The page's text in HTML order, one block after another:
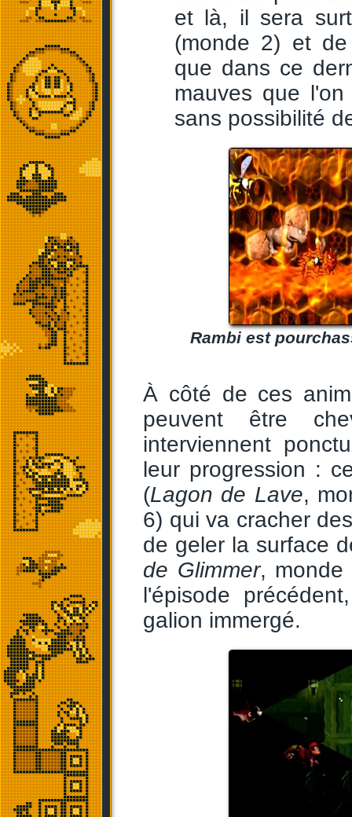
et là, il sera
(monde 2) et
que dans ce
mauves que
sans possibilité
Rambi est
À côté de ces
peuvent être
interviennent
leur progression :
(Lagon de Lave,
6) qui va cracher
de geler la surface
de Glimmer, monde
l'épisode
galion immergé.